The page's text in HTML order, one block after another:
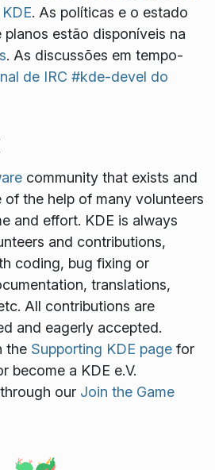
. As políticas e o estado
estão disponíveis na
. As discussões em tempo-
de IRC #kde-devel do
community that exists and
the help of many volunteers
and effort. KDE is always
and contributions,
coding, bug fixing or
translations,
All contributions are
and eagerly accepted.
the Supporting KDE pagefor
become a KDE e.V.
our Join the Game